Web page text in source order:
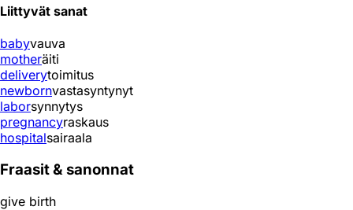
Liittyvät sanat
babyvauva
motheräiti
deliverytoimitus
newbornvastasyntynyt
laborsynnytys
pregnancyraskaus
hospitalsairaala
Fraasit & sanonnat
give birth